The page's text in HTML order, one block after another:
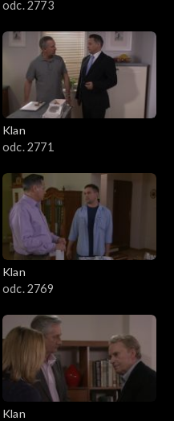
odc. 2773
Klan
odc. 2771
Klan
odc. 2769
Klan